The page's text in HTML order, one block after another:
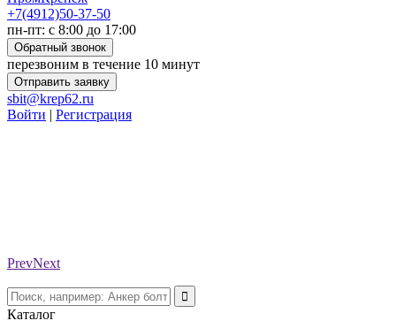
+7(4912)50-37-50
пн-пт: с 8:00 до 17:00
Обратный звонок
перезвоним в течение 10 минут
Отправить заявку
sbit@krep62.ru
Войти | Регистрация
PrevNext
Каталог